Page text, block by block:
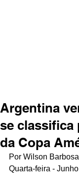
Argentina
se classifica
da Copa
Por Wilson
Quarta-feira - Junho